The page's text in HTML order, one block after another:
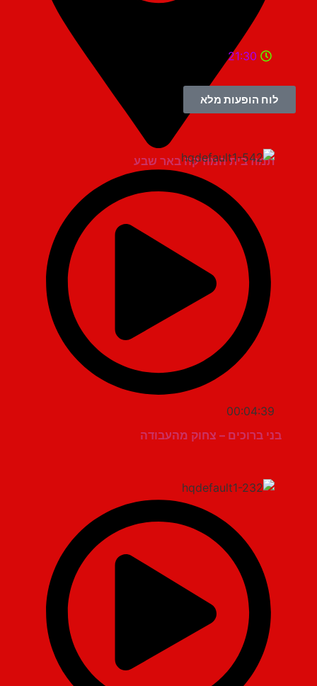
תמוז בית המוזיקה באר שבע
21:30
לוח הופעות מלא
00:04:39
בני ברוכים – צחוק מהעבודה